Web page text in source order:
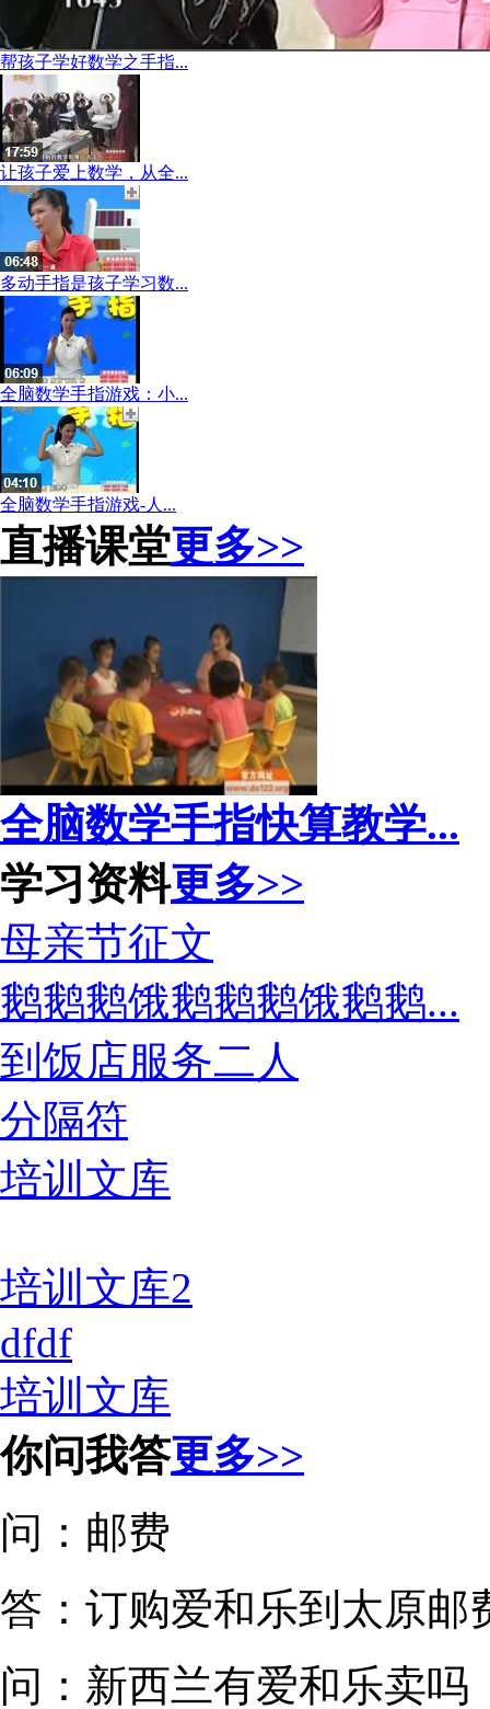
帮孩子学好数学之手指...
让孩子爱上数学，从全...
多动手指是孩子学习数...
全脑数学手指游戏：小...
全脑数学手指游戏-人...
直播课堂更多>>
全脑数学手指快算教学...
学习资料更多>>
母亲节征文
鹅鹅鹅饿鹅鹅鹅饿鹅鹅...
到饭店服务二人
分隔符
培训文库
培训文库2
dfdf
培训文库
你问我答更多>>
问： 邮费
答：订购爱和乐到太原邮
问： 新西兰有爱和乐卖吗